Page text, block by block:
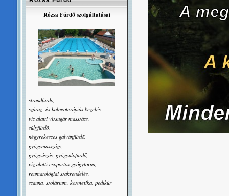
Rózsa Fürdő szolgáltatásai
strandfürdõ,
száraz- és balneoterápiás kezelés
víz alatti vízsugár masszázs,
súlyfürdõ,
négyrekeszes galvánfürdõ,
gyógymasszázs,
gyógyúszás, gyógyülõfürdő,
víz alatti csoportos gyógytorna,
reumatológiai szakrendelés,
szauna, szolárium, kozmetika, pedikûr